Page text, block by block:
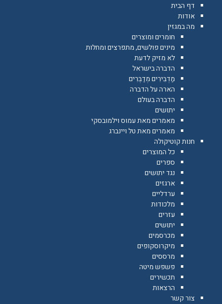
דף הבית
אודות
מה במגזין
חומרים ומוצרים
מינים פולשים, מתפרצים ומחלות
לא מזיק לדעת
הדברה בישראל
מַדְבִּירִים מְדַבְּרִים
הארה על הדברה
הדברה בעולם
יתושים
מאמרים מאת עמוס וילמובסקי
מאמרים מאת טל ויינברג
חנות קוטיקולה
כל המוצרים
ספרים
נגד יתושים
ארגזים
ערדליים
מלכודות
עזרים
יתושים
מכרסמים
מיקרוסקופים
מרססים
פשפש מיטה
תכשירים
הרצאות
צור קשר